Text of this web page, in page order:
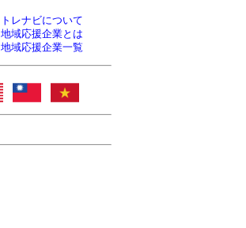
トレナビについて
地域応援企業とは
地域応援企業一覧